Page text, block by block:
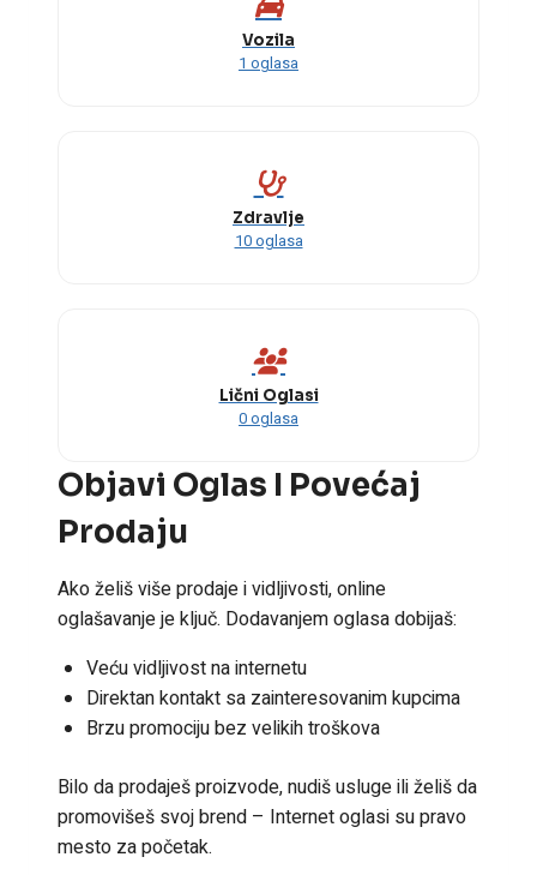
Vozila
1 oglasa
Zdravlje
10 oglasa
Lični Oglasi
0 oglasa
Objavi Oglas I Povećaj
Prodaju
Ako želiš više prodaje i vidljivosti, online
oglašavanje je ključ. Dodavanjem oglasa dobijaš:
Veću vidljivost na internetu
Direktan kontakt sa zainteresovanim kupcima
Brzu promociju bez velikih troškova
Bilo da prodaješ proizvode, nudiš usluge ili želiš da
promovišeš svoj brend – Internet oglasi su pravo
mesto za početak.